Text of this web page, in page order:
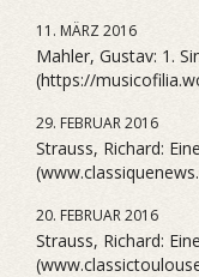
11. MÄRZ 2016
Mahler, Gustav: 1.
(https://
29. FEBRUAR 2016
Strauss, Richard:
20. FEBRUAR 2016
Strauss, Richard: